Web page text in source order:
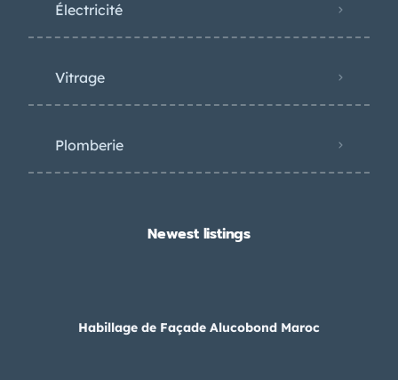
Électricité
Vitrage
Plomberie
Newest listings​
Habillage de Façade Alucobond Maroc